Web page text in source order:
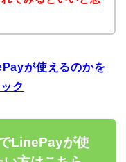
が使えるのかを
ク
LinePayが使